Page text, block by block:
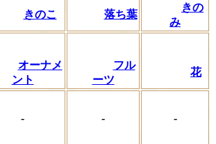
きのこ 落ち葉
きの
み
オーナメ
ント
フル
ーツ
花
- - -